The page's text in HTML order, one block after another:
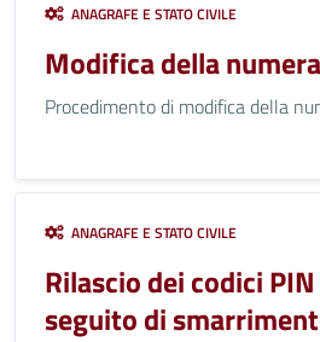
ANAGRAFE E STATO CIVILE
Modifica della
Procedimento di modifica della
ANAGRAFE E STATO CIVILE
Rilascio dei codici PIN
seguito di